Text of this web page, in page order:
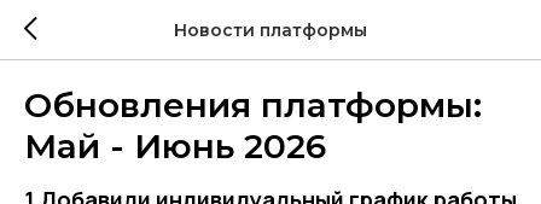
Новости платформы
Обновления платформы:
Май - Июнь 2026